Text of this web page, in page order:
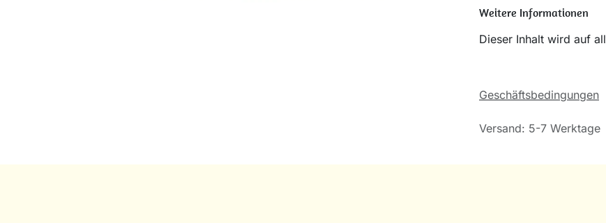
Weitere Informationen
Dieser Inhalt wird auf
Geschäftsbedingungen
Versand: 5-7 Werktage